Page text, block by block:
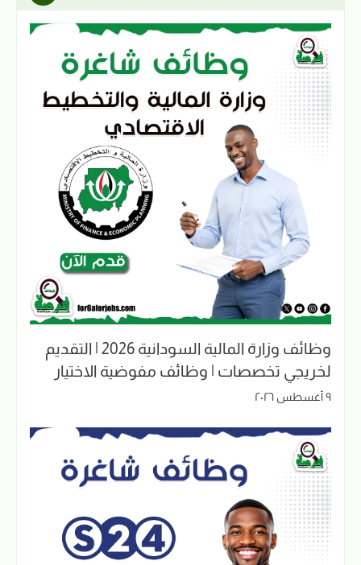
وظائف وزارة المالية السودانية 2026 | التقديم
لخريجي تخصصات | وظائف مفوضية الاختيار
٩ أغسطس ٢٠٢٦